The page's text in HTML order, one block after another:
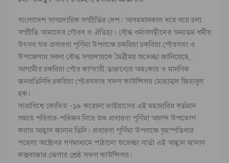
বাংলাদেশ সাম্প্রদায়িক সম্প্রীতির দেশ। আবহমানকাল ধরে বয়ে চলা
সম্প্রীতি আমাদের গৌৱব ও ঐতিহ্য। বৌদ্ধ ধর্মাবলম্বীদের অন্যতম ধর্মীয়
উৎসব শুভ প্রবারণা পূর্ণিমা উপলক্ষে চকরিয়া চকৱিয়া পৌৱসভা ও
উপজেলাৱ সকল বৌদ্ধ সম্প্রদায়কে মৈত্রীময় শুভেচ্ছা জানিয়েছে,
আগামীর চকরিয়া পৌর কান্ডারী,তারুণ্যের অহংকার ও মানবিক
জনপ্রতিনিধি চকরিয়া পৌরসভার সফল কাউন্সিলর মোহাম্মদ জিয়াবুল
হক।
সারাবিশ্বে কোভিড -১৯ করোনা ভাইরাসের এই মহামারিৱ বর্তমান
সময়ে পরিবার-পরিজন নিয়ে শুভ প্রবারণা পূর্ণিমা আনন্দ উপভোগ
করার আহ্বান জানান তিনি। প্রবারণা পূর্ণিমা উপলক্ষে বৃহস্পতিবার
পহেলা অক্টোবর গণমাধ্যমে পাঠানো শুভেচ্ছা বার্তা এই আহ্বান জানান
কক্সবাজার জেলার শ্রেষ্ঠ সফল কাউন্সিলর।